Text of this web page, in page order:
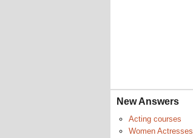
New Answers
Acting courses
Women Actresses